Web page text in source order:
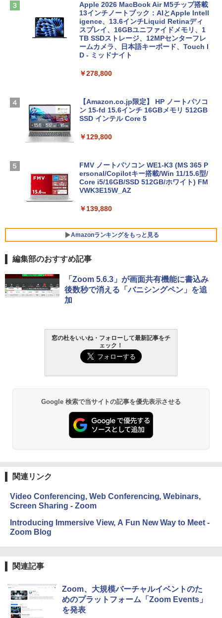
Apple 2026 MacBook Air M5チップ搭載
13インチノートブック：AIとApple Intell
igence、13.6インチLiquid Retinaディ
スプレイ、16GBユニファイドメモリ、1
TB SSDストレージ、12MPセンターフレ
ームカメラ、日本語キーボード、Touch I
D - ミッドナイト
￥278,800
【Amazon.co.jp限定】 HP ノートパソコ
ン 15-fd 15.6インチ 16GBメモリ 512GB
SSD インテル Core 5
￥129,800
FMV ノートパソコン WE1-K3 (MS 365 P
ersonal/Copilotキー搭載/Win 11/15.6型/
Core i5/16GB/SSD 512GB/ホワイト) FM
VWK3E15W_AZ
￥139,880
Amazonランキングをもっと見る
Robloxギフトカード - 800 Robux 【限
定バーチャルアイテムを含む】 【オンラ
インゲームコード】 ロブロックス | オン
Robloxギフトカード - 1000 Robux 【限
定バーチャルアイテムを含む】 【オンラ
インゲームコード】 ロブロックス |オン
￥1,600
Robloxギフトカード - 2,000 Robux 【限
定バーチャルアイテムを含む】 【オンラ
インゲームコード】 ロブロックス | オン
4(最新 永続版)|オンラインコード版|Wind
ows11、10/mac対応|PC2台
￥39,582
￥3,600
生成AIパスポート公式テキスト 第４版
￥1,766
1冊ですべて身につくHTML & CSSとWe
bデザイン入門講座［第2版］
￥1,292
ClaudeCode いちばんやさしい 教科書:
方 マニュアル AI副業にもコンテンツ作成
にもKindle出版にも！ 非エンジニアのた
めのAIコーディング入門シリーズ
ズ (はぴーイラストLabo)
Amazon Kindle - 目に優しい、かさばら
ない、大きな画面で読みやすい、6週間持
続バッテリー、6インチディスプレイ電子
￥16,980
Kindle Paperwhite シグニチャーエディ
ション (32GB) 7インチディスプレイ、明
ブラック
Amazon Kindle Paperwhite (16GB) 7イ
Amazon Kindle Colorsoft | 16GBストレ
イ、色調調節ライト、最大8週間持続バッ
New Amazon Kindle Scribe Colorsoft |
11インチカラーディスプレイ、64GBスト
レージ、ノート機能搭載、明るさ自動調
整、色調調節ライト、プレミアムペン付
編集部のおすすめ記事
「Zoom 5.6.3」が画面共有機能に書込み
後数秒で消える「バニシングペン」を追
加
窓の杜をいいね・フォローして最新記事をチ
ェック！
Google 検索で当サイトの記事を優先表示させる
関連リンク
Video Conferencing, Web Conferencing, Webinars,
Screen Sharing - Zoom
Introducing Immersive View, A Fun New Way to Meet -
Zoom Blog
関連記事
Zoom、大規模バーチャルイベントのた
めのプラットフォーム「Zoom Events」
を発表